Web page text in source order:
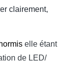
clairement,
hormis elle étant
de LED/